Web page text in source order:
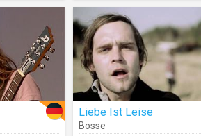
Liebe Ist Leise
Bosse